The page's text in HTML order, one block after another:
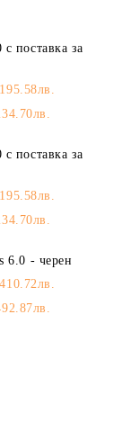
поставка за
195.58лв.
поставка за
195.58лв.
6.0 - черен
410.72лв.